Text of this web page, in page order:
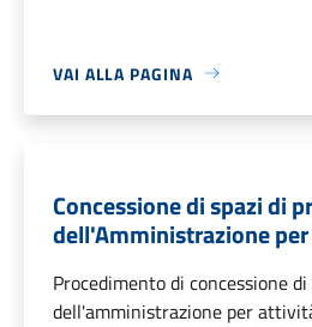
VAI ALLA PAGINA
Concessione di spazi di
dell'Amministrazione
Procedimento di concessione
dell'amministrazione per